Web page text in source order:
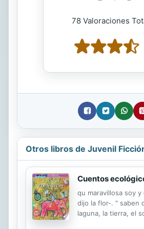
78 Valoraciones
Otros libros de Juvenil
Cuentos
qu maravillosa soy
dijo la flor-. " saben
laguna, la tierra, el